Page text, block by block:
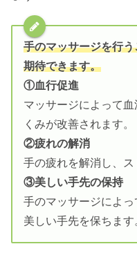
手のマッサージを行
期待できます。
①血行促進
マッサージによって
くみが改善されます。
②疲れの解消
手の疲れを解消し、ス
③美しい手先の保持
手のマッサージによっ
美しい手先を保ちます